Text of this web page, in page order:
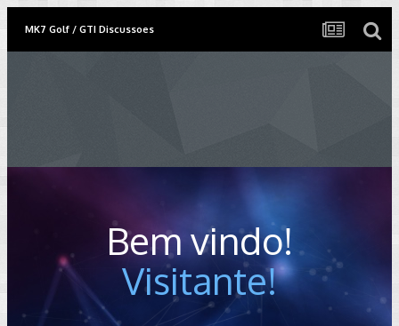
MK7 Golf / GTI Discussoes
Bem vindo!
Visitante!